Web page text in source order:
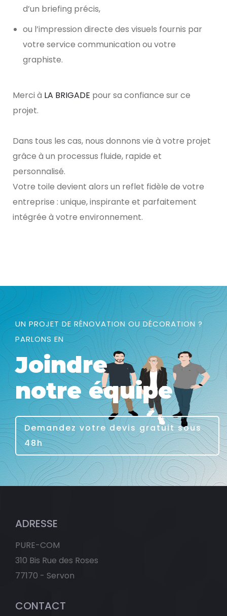
d’un briefing précis,
ou l’impression directe des visuels fournis par
votre service communication ou votre
graphiste.
Merci à LA BRIGADE pour sa confiance sur ce
projet.
Dans tous les cas, nous donnons vie à votre projet
grâce à un processus fluide, rapide et
personnalisé.
Votre toile devient alors un reflet fidèle de votre
entreprise : unique, inspirante et parfaitement
intégrée à votre environnement.
UN PROJET DE RÉNOVATION OU DÉCORATION ?
PARLONS EN
Joindre
notre équipe
Demandez votre devis gratuit sous
48h
ADRESSE
PURE-COM
310 Bis Rue des Roses
77170 - Servon
CONTACT